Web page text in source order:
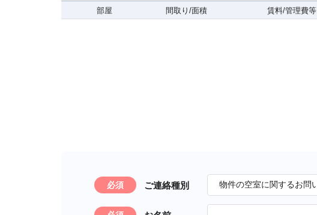
部屋 間取り/面積 賃料/管理費等
必須 ご連絡種別